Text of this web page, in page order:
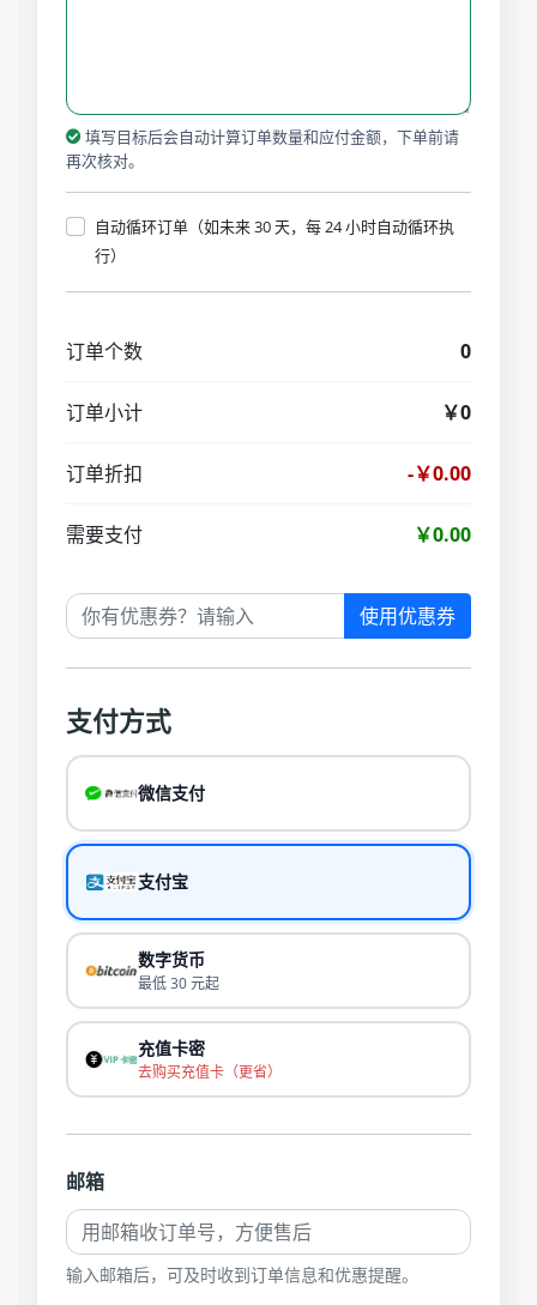
填写目标后会自动计算订单数量和应付金额，下单前请
再次核对。
自动循环订单（如未来 30 天，每 24 小时自动循环执
行）
订单个数 0
订单小计 ￥0
订单折扣 -￥0.00
需要支付 ￥0.00
使用优惠券
支付方式
微信支付
支付宝
数字货币
最低 30 元起
充值卡密
去购买充值卡（更省）
邮箱
输入邮箱后，可及时收到订单信息和优惠提醒。